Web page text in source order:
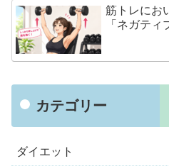
筋トレにお
「ネガティ
カテゴリー
ダイエット